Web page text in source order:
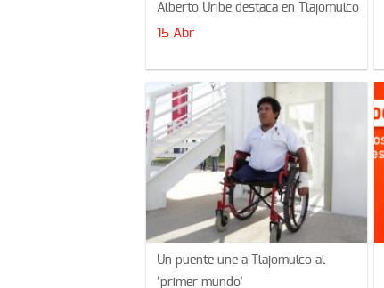
Alberto Uribe destaca en Tlajomulco
15 Abr
Un puente une a Tlajomulco al
‘primer mundo’